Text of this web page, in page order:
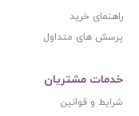
راهنمای خرید
پرسش های متداول
خدمات مشتریان
شرایط و قوانین